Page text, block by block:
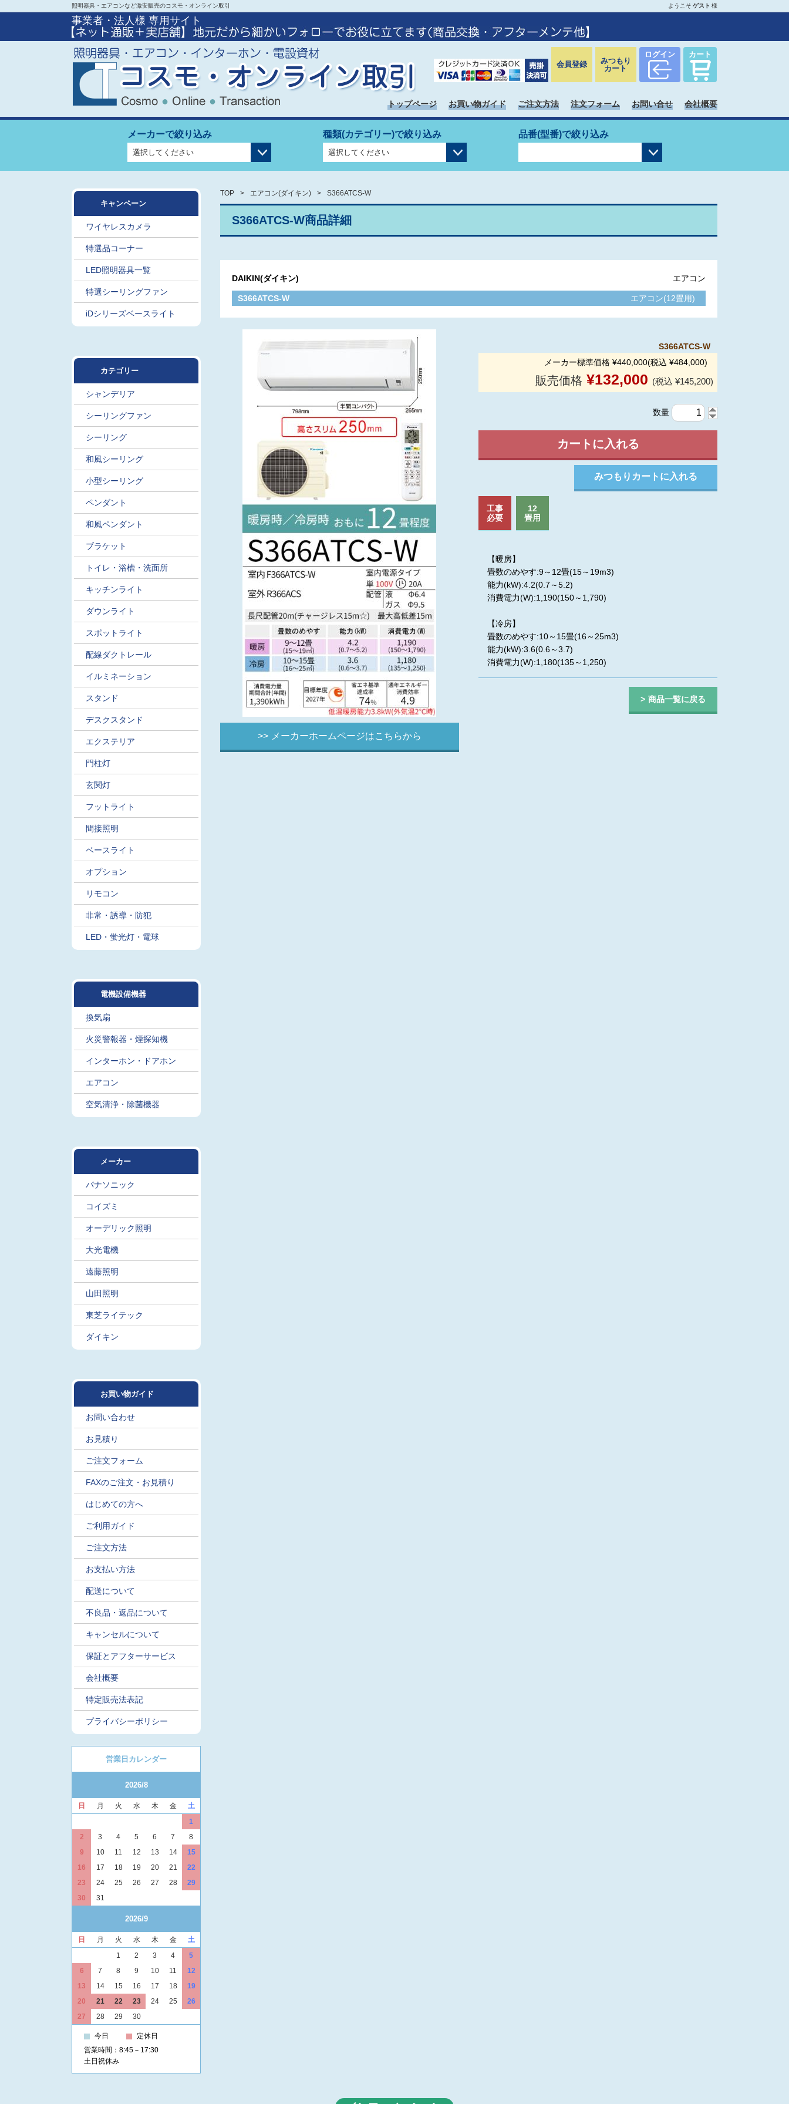
照明器具・エアコンなど激安販売のコスモ・オンライン取引 ようこそ ゲスト 様
事業者・法人様 専用サイト
会員登録
みつもり
カート
ログイン カート
トップページ お買い物ガイド ご注文方法 注文フォーム お問い合せ 会社概要
メーカーで絞り込み 種類(カテゴリー)で絞り込み 品番(型番)で絞り込み
キャンペーン
ワイヤレスカメラ
特選品コーナー
LED照明器具一覧
特選シーリングファン
iDシリーズベースライト
カテゴリー
シャンデリア
シーリングファン
シーリング
和風シーリング
小型シーリング
ペンダント
和風ペンダント
ブラケット
トイレ・浴槽・洗面所
キッチンライト
ダウンライト
スポットライト
配線ダクトレール
イルミネーション
スタンド
デスクスタンド
エクステリア
門柱灯
玄関灯
フットライト
間接照明
ベースライト
オプション
リモコン
非常・誘導・防犯
LED・蛍光灯・電球
電機設備機器
換気扇
火災警報器・煙探知機
インターホン・ドアホン
エアコン
空気清浄・除菌機器
メーカー
パナソニック
コイズミ
オーデリック照明
大光電機
遠藤照明
山田照明
東芝ライテック
ダイキン
お買い物ガイド
お問い合わせ
お見積り
ご注文フォーム
FAXのご注文・お見積り
はじめての方へ
ご利用ガイド
ご注文方法
お支払い方法
配送について
不良品・返品について
キャンセルについて
保証とアフターサービス
会社概要
特定販売法表記
プライバシーポリシー
営業日カレンダー
2026/8
日 月 火 水 木 金
土
1
2
3 4 5 6 7
8
9
10 11 12 13 14
15
16
17 18 19 20 21
22
23
24 25 26 27 28
29
30
31
2026/9
日 月 火 水 木 金
土
1
2 3 4
5
6
7 8 9 10 11
12
13
14 15 16 17 18
19
20
21 22 23 24 25
26
27
28 29 30
今日
定休日
営業時間：8:45－17:30
土日祝休み
TOP エアコン(ダイキン) S366ATCS-W
S366ATCS-W商品詳細
DAIKIN(ダイキン) エアコン
S366ATCS-W エアコン(12畳用)
メーカーホームページはこちらから
S366ATCS-W
メーカー標準価格 ¥440,000(税込 ¥484,000)
販売価格 ¥132,000 (税込 ¥145,200)
数量
工事
必要
12
畳用
【暖房】
畳数のめやす:9～12畳(15～19m3)
能力(kW):4.2(0.7～5.2)
消費電力(W):1,190(150～1,790)
【冷房】
畳数のめやす:10～15畳(16～25m3)
能力(kW):3.6(0.6～3.7)
消費電力(W):1,180(135～1,250)
商品一覧に戻る